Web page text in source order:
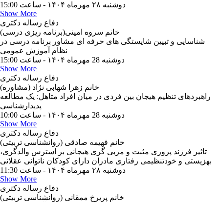
دوشنبه ۲۸ مهرماه ۱۴۰۴ - ساعت 15:00
Show More
دفاع رساله دکتری
خانم سروه امینی(برنامه ریزی درسی)
شناسایی و تبیین شایستگی های حرفه ای مشاور برنامه درسی در
نظام آموزش عمومی
دوشنبه 28 مهرماه ۱۴۰۴ - ساعت 15:00
Show More
دفاع رساله دکتری
خانم زهرا شهابی نژاد (مشاوره)
راهبردهای تنظیم هیجان بین فردی در میان افراد متاهل: یک مطالعه
پدیدارشناسی
دوشنبه 28 مهرماه ۱۴۰۴ - ساعت 10:00
Show More
دفاع رساله دکتری
خانم فهیمه صادقی (روانشناسی تربیتی)
تاثیر فرزند پروری مثبت و مربی گری هیجانی بر استرس والدگری،
بهزیستی و خودتنظیمی رفتاری مادران دارای کودکان ناتوانی عقلانی
دوشنبه ۲۸ مهرماه ۱۴۰۴ - ساعت 11:30
Show More
دفاع رساله دکتری
خانم پریرخ ممقانی (روانشناسی تربیتی)